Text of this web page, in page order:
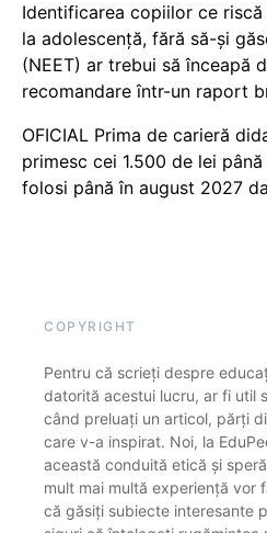
Identificarea copiilor ce riscă
la adolescență, fără să-și
(NEET) ar trebui să înceapă
recomandare într-un raport
OFICIAL Prima de carieră
primesc cei 1.500 de lei
folosi până în august 2027
COPYRIGHT
Pentru că scrieți despre
datorită acestui lucru, ar fi util
când preluați un articol, părți
care v-a inspirat. Noi, la
această conduită etică și
mult mai multă experiență vor
că găsiți subiecte interesante